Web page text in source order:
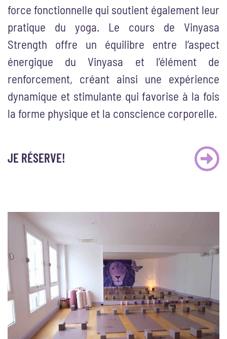
force fonctionnelle qui soutient également leur
pratique du yoga. Le cours de Vinyasa
Strength offre un équilibre entre l’aspect
énergique du Vinyasa et l’élément de
renforcement, créant ainsi une expérience
dynamique et stimulante qui favorise à la fois
la forme physique et la conscience corporelle.
JE RÉSERVE!